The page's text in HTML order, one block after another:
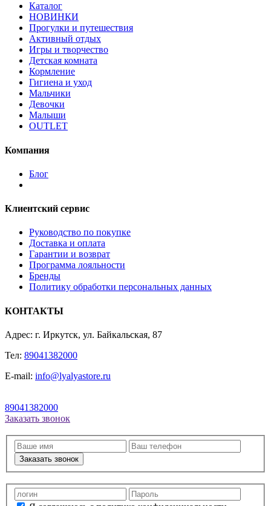
Каталог
НОВИНКИ
Прогулки и путешествия
Активный отдых
Игры и творчество
Детская комната
Кормление
Гигиена и уход
Мальчики
Девочки
Малыши
OUTLET
Компания
Блог
Клиентский сервис
Руководство по покупке
Доставка и оплата
Гарантии и возврат
Программа лояльности
Бренды
Политику обработки персональных данных
КОНТАКТЫ
Адрес: г. Иркутск, ул. Байкальская, 87
Тел: 89041382000
E-mail: info@lyalyastore.ru
89041382000
Заказать звонок
Заказать звонок